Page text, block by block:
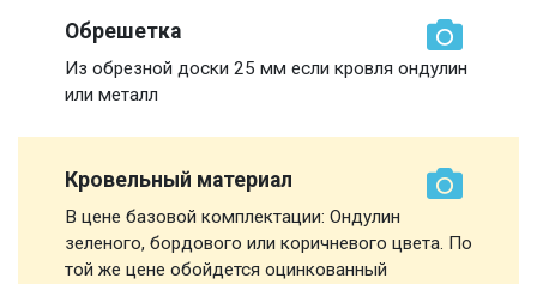
Обрешетка
Из обрезной доски 25 мм если кровля ондулин
или металл
Кровельный материал
В цене базовой комплектации: Ондулин
зеленого, бордового или коричневого цвета. По
той же цене обойдется оцинкованный